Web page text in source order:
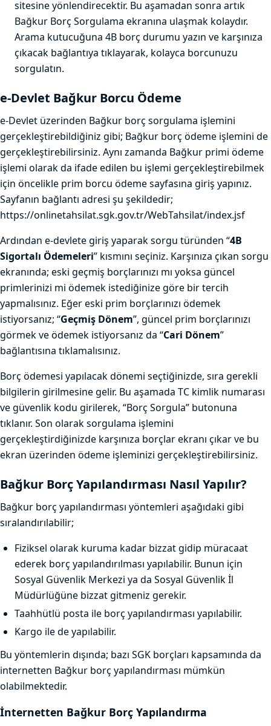
sitesine yönlendirecektir. Bu aşamadan sonra artık
Bağkur Borç Sorgulama ekranına ulaşmak kolaydır.
Arama kutucuğuna 4B borç durumu yazın ve karşınıza
çıkacak bağlantıya tıklayarak, kolayca borcunuzu
sorgulatın.
e-Devlet Bağkur Borcu Ödeme
e-Devlet üzerinden Bağkur borç sorgulama işlemini
gerçekleştirebildiğiniz gibi; Bağkur borç ödeme işlemini de
gerçekleştirebilirsiniz. Aynı zamanda Bağkur primi ödeme
işlemi olarak da ifade edilen bu işlemi gerçekleştirebilmek
için öncelikle prim borcu ödeme sayfasına giriş yapınız.
Sayfanın bağlantı adresi şu şekildedir;
https://onlinetahsilat.sgk.gov.tr/WebTahsilat/index.jsf
Ardından e-devlete giriş yaparak sorgu türünden “4B
Sigortalı Ödemeleri” kısmını seçiniz. Karşınıza çıkan sorgu
ekranında; eski geçmiş borçlarınızı mı yoksa güncel
primlerinizi mi ödemek istediğinize göre bir tercih
yapmalısınız. Eğer eski prim borçlarınızı ödemek
istiyorsanız; “Geçmiş Dönem”, güncel prim borçlarınızı
görmek ve ödemek istiyorsanız da “Cari Dönem”
bağlantısına tıklamalısınız.
Borç ödemesi yapılacak dönemi seçtiğinizde, sıra gerekli
bilgilerin girilmesine gelir. Bu aşamada TC kimlik numarası
ve güvenlik kodu girilerek, “Borç Sorgula” butonuna
tıklanır. Son olarak sorgulama işlemini
gerçekleştirdiğinizde karşınıza borçlar ekranı çıkar ve bu
ekran üzerinden ödeme işleminizi gerçekleştirebilirsiniz.
Bağkur Borç Yapılandırması Nasıl Yapılır?
Bağkur borç yapılandırması yöntemleri aşağıdaki gibi
sıralandırılabilir;
Fiziksel olarak kuruma kadar bizzat gidip müracaat
ederek borç yapılandırılması yapılabilir. Bunun için
Sosyal Güvenlik Merkezi ya da Sosyal Güvenlik İl
Müdürlüğüne bizzat gitmeniz gerekir.
Taahhütlü posta ile borç yapılandırması yapılabilir.
Kargo ile de yapılabilir.
Bu yöntemlerin dışında; bazı SGK borçları kapsamında da
internetten Bağkur borç yapılandırması mümkün
olabilmektedir.
İnternetten Bağkur Borç Yapılandırma